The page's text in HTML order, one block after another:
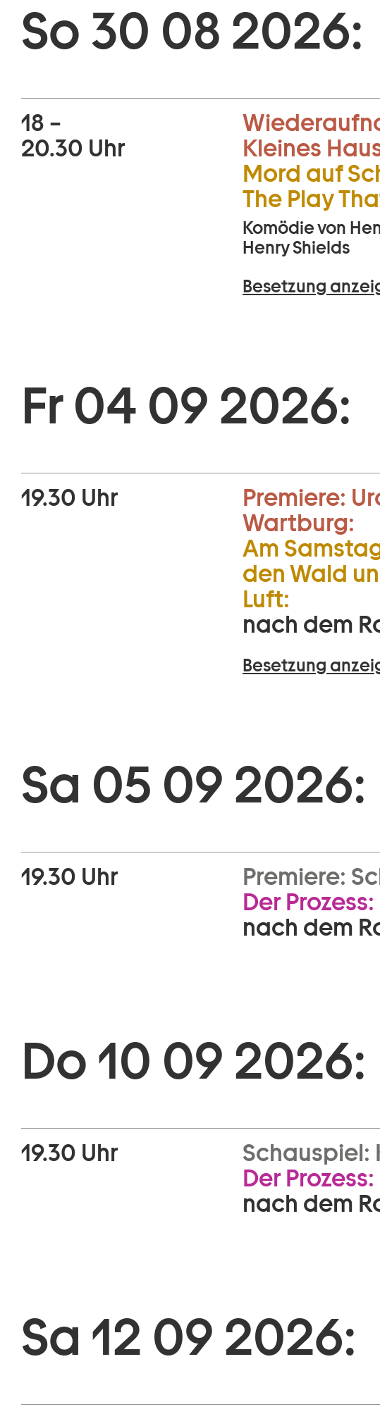
So 30 08 2026:
18 –
20.30 Uhr
Kleines
Mord auf
The Play
Komödie von
Henry Shields
Besetzung
Fr 04 09 2026:
19.30 Uhr Premiere:
Wartburg:
Am
den Wald
Luft:
nach dem
Besetzung
Sa 05 09 2026:
19.30 Uhr Premiere:
Der Prozess:
nach dem
Do 10 09 2026:
19.30 Uhr Schauspiel:
Der Prozess:
nach dem
Sa 12 09 2026: